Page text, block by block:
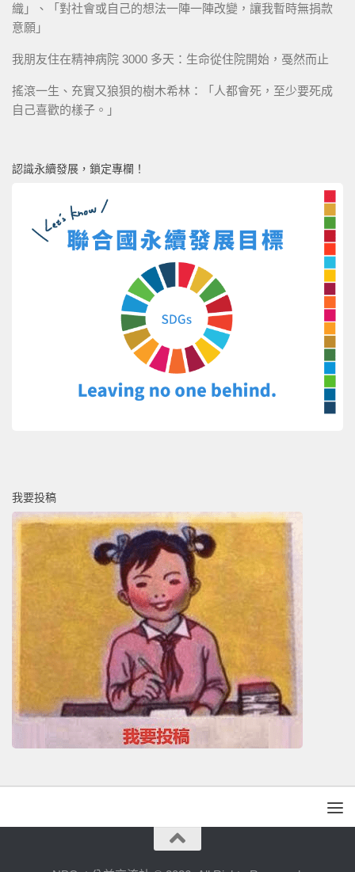
織」、「對社會或自己的想法一陣一陣改變，讓我暫時無捐款
意願」
我朋友住在精神病院 3000 多天：生命從住院開始，戞然而止
搖滾一生、充實又狼狽的樹木希林：「人都會死，至少要死成
自己喜歡的樣子。」
認識永續發展，鎖定專欄！
我要投稿